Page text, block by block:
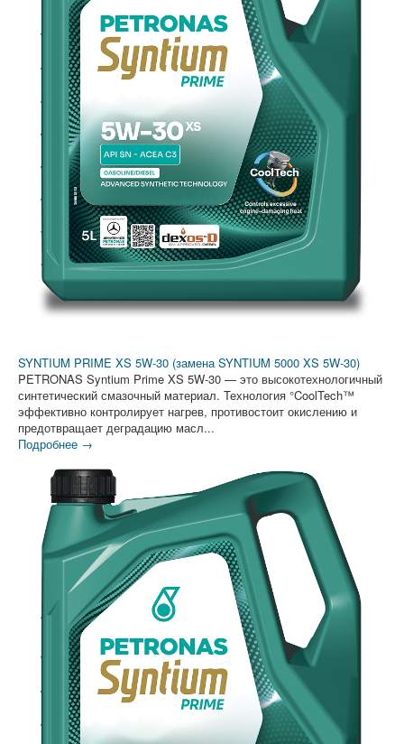
SYNTIUM PRIME XS 5W-30 (замена SYNTIUM 5000 XS 5W-30)
PETRONAS Syntium Prime XS 5W-30 — это высокотехнологичный
синтетический смазочный материал. Технология °CoolTech™
эффективно контролирует нагрев, противостоит окислению и
предотвращает деградацию масл...
Подробнее →